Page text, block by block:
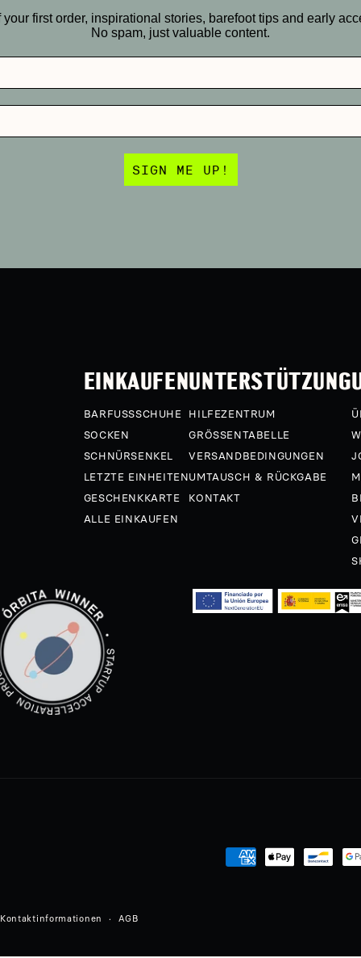
first order, inspirational stories, barefoot tips and early
No spam, just valuable content.
SIGN ME UP!
EINKAUFEN
BARFUSSSCHUHE
SOCKEN
SCHNÜRSENKEL
LETZTE EINHEITEN
GESCHENKKARTE
ALLE EINKAUFEN
UNTERSTÜTZUNG
HILFEZENTRUM
GRÖSSENTABELLE
VERSANDBEDINGUNGEN
UMTAUSCH & RÜCKGABE
KONTAKT
Zahlungsmethoden
Kontaktinformationen AGB